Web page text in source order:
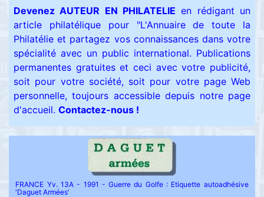
Devenez AUTEUR EN PHILATELIE en rédigant un
article philatélique pour "L'Annuaire de toute la
Philatélie et partagez vos connaissances dans votre
spécialité avec un public international. Publications
permanentes gratuites et ceci avec votre publicité,
soit pour votre société, soit pour votre page Web
personnelle, toujours accessible depuis notre page
d'accueil. Contactez-nous !
FRANCE Yv. 13A - 1991 - Guerre du Golfe : Etiquette autoadhésive
'Daguet Armées'